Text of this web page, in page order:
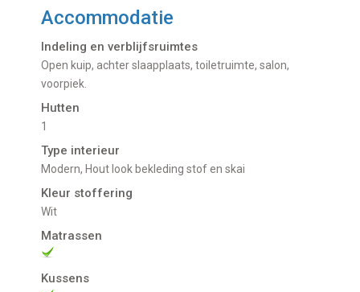
Accommodatie
Indeling en verblijfsruimtes
Open kuip, achter slaapplaats, toiletruimte, salon,
voorpiek.
Hutten
1
Type interieur
Modern, Hout look bekleding stof en skai
Kleur stoffering
Wit
Matrassen
Kussens